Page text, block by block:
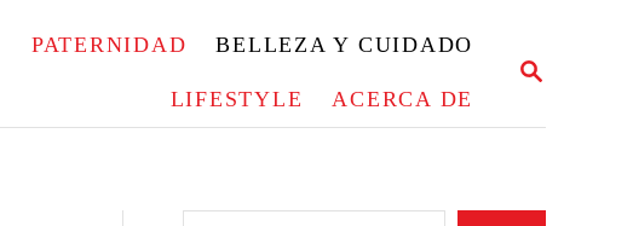
S
PATERNIDAD BELLEZA Y CUIDADO
LIFESTYLE ACERCA DE